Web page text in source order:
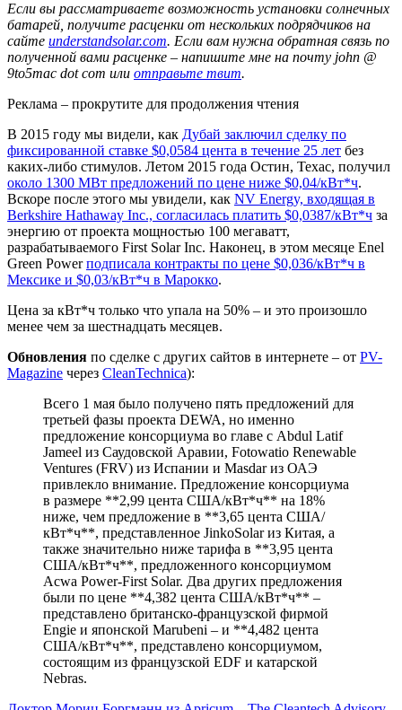
Если вы рассматриваете возможность установки солнечных
батарей, получите расценки от нескольких подрядчиков на
сайте understandsolar.com. Если вам нужна обратная связь по
полученной вами расценке – напишите мне на почту john @
9to5mac dot com или отправьте твит.
Реклама – прокрутите для продолжения чтения
В 2015 году мы видели, как Дубай заключил сделку по
фиксированной ставке $0,0584 цента в течение 25 лет без
каких-либо стимулов. Летом 2015 года Остин, Техас, получил
около 1300 МВт предложений по цене ниже $0,04/кВт*ч.
Вскоре после этого мы увидели, как NV Energy, входящая в
Berkshire Hathaway Inc., согласилась платить $0,0387/кВт*ч за
энергию от проекта мощностью 100 мегаватт,
разрабатываемого First Solar Inc. Наконец, в этом месяце Enel
Green Powerподписала контракты по цене $0,036/кВт*ч в
Мексике и $0,03/кВт*ч в Марокко.
Цена за кВт*ч только что упала на 50% – и это произошло
менее чем за шестнадцать месяцев.
Обновления по сделке с других сайтов в интернете – от PV-
Magazine через CleanTechnica):
Всего 1 мая было получено пять предложений для
третьей фазы проекта DEWA, но именно
предложение консорциума во главе с Abdul Latif
Jameel из Саудовской Аравии, Fotowatio Renewable
Ventures (FRV) из Испании и Masdar из ОАЭ
привлекло внимание. Предложение консорциума
в размере **2,99 цента США/кВт*ч** на 18%
ниже, чем предложение в **3,65 цента США/
кВт*ч**, представленное JinkoSolar из Китая, а
также значительно ниже тарифа в **3,95 цента
США/кВт*ч**, предложенного консорциумом
Acwa Power-First Solar. Два других предложения
были по цене **4,382 цента США/кВт*ч** –
представлено британско-французской фирмой
Engie и японской Marubeni – и **4,482 цента
США/кВт*ч**, представлено консорциумом,
состоящим из французской EDF и катарской
Nebras.